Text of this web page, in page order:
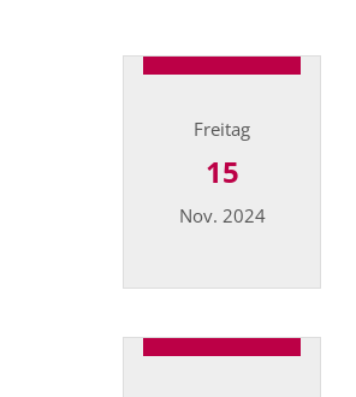
Freitag
15
Nov. 2024